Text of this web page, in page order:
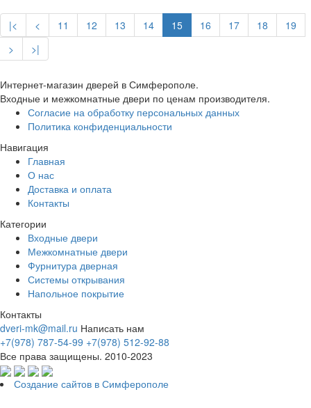
|< < 11 12 13 14 15 16 17 18
19
>
>|
Интернет-магазин дверей в Симферополе.
Входные и межкомнатные двери по ценам производителя.
Согласие на обработку персональных данных
Политика конфиденциальности
Навигация
Главная
О нас
Доставка и оплата
Контакты
Категории
Входные двери
Межкомнатные двери
Фурнитура дверная
Системы открывания
Напольное покрытие
Контакты
dveri-mk@mail.ru Написать нам
+7(978) 787-54-99 +7(978) 512-92-88
Все права защищены. 2010-2023
Создание сайтов в Симферополе